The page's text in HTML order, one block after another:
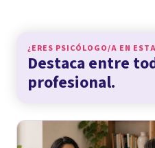
¿ERES PSICÓLOGO/A EN
Destaca entre
profesional.